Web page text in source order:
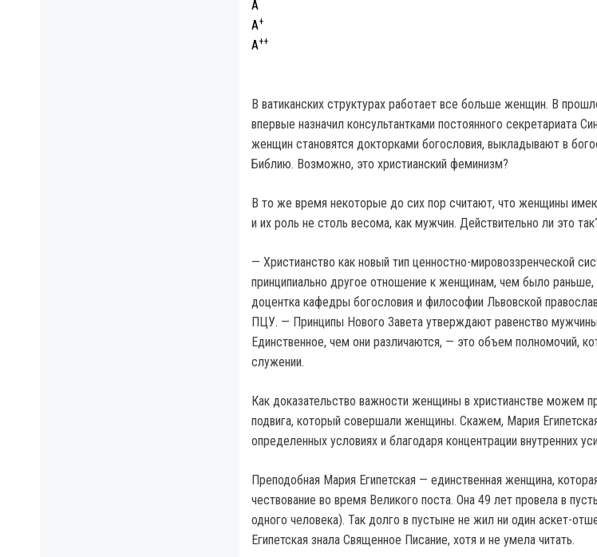
A
A+
A++
В ватиканских структурах работает все больше женщин. В
впервые назначил консультантками постоянного секретариата
женщин становятся докторками богословия, выкладывают в
Библию. Возможно, это христианский феминизм?
В то же время некоторые до сих пор считают, что женщины
и их роль не столь весома, как мужчин. Действительно ли это
— Христианство как новый тип ценностно-мировоззренческой
принципиально другое отношение к женщинам, чем было
доцентка кафедры богословия и философии Львовской
ПЦУ. — Принципы Нового Завета утверждают равенство
Единственное, чем они различаются, — это объем полномочий,
служении.
Как доказательство важности женщины в христианстве можем
подвига, который совершали женщины. Скажем, Мария
определенных условиях и благодаря концентрации внутренних
Преподобная Мария Египетская — единственная женщина,
чествование во время Великого поста. Она 49 лет провела в
одного человека). Так долго в пустыне не жил ни один аскет-
Египетская знала Священное Писание, хотя и не умела читать.